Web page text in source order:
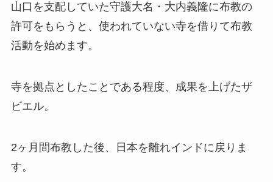
山口を支配していた守護大名・大内義隆に布教の
許可をもらうと、使われていない寺を借りて布教
活動を始めます。
寺を拠点としたことである程度、成果を上げたザ
ビエル。
2ヶ月間布教した後、日本を離れインドに戻りま
す。